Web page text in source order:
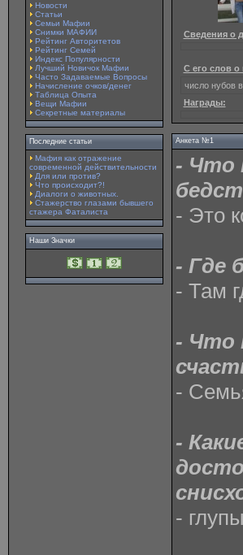
Новости
Статьи
Семьи Мафии
Снимки МАФИИ
Рейтинг Авторитетов
Рейтинг Семей
Индекс Популярности
Лучший Новичок Мафии
Часто Задаваемые Вопросы
Начисление очков/денег
Таблица Опыта
Вещи Мафии
Секретные материалы
Последние статьи
Мафия как отражение
современной действительности
Для или против?
Что происходит?!
Диалоги о животных.
Стажерство глазами бывшего
стажера Фаталиста
Наши Значки
Сведения о
С его слов о
число нубов
Награды:
Анкета №1
- Что
- Это
- Где
- Там
- Что
-
-
-